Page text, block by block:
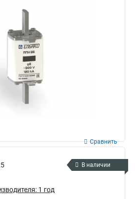
Сравнить
В наличии
1 год